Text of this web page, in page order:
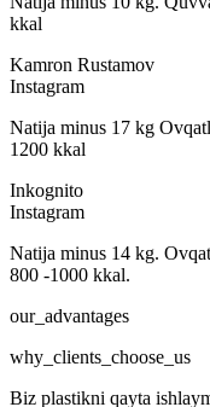
kkal
Kamron Rustamov
Instagram
Natija minus 17 kg
1200 kkal
Inkognito
Instagram
Natija minus 14 kg.
800 -1000 kkal.
our_advantages
why_clients_choose_us
Biz plastikni qayta